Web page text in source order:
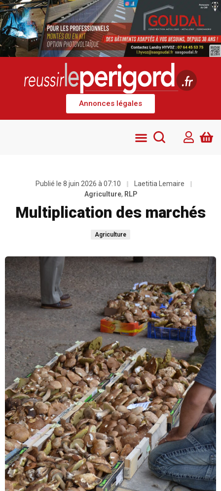
Annonces légales
Publié le 8 juin 2026 à 07:10
Laetitia Lemaire
Agriculture, RLP
Multiplication des marchés
Agriculture